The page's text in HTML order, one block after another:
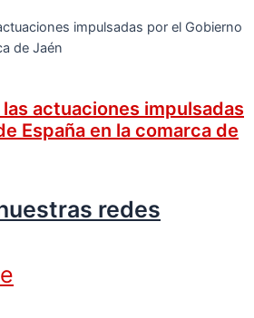
las actuaciones impulsadas
España en la comarca de
redes